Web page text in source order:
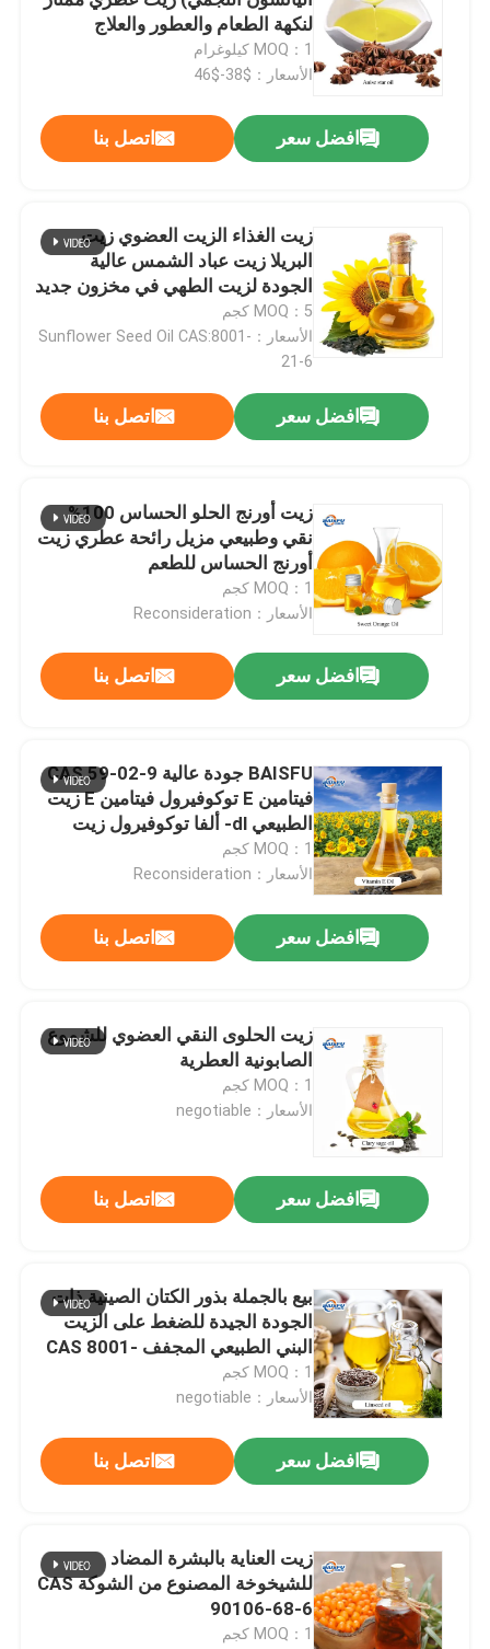
نكهة ورائحة
نكهة اصطناعية
الزيوت النباتية الطبيعية
مستخلص نباتي نقي
عامل الحلويات
مسحوق الفاكهة
مسحوق مجفف بالتجميد
الزيت العضوي
الصباغ الطبيعي
منتج الرعاية الصحية
لنكهة الطعام والعطور والعلاج
العطري
MOQ：1 كيلوغرام
الأسعار：$38-$46
افضل سعر اتصل بنا
زيت الغذاء الزيت العضوي زيت
البريلا زيت عباد الشمس عالية
الجودة لزيت الطهي في مخزون جديد
كبير
MOQ：5 كجم
الأسعار：Sunflower Seed Oil CAS:8001-
21-6
افضل سعر اتصل بنا
زيت أورنج الحلو الحساس 100%
نقي وطبيعي مزيل رائحة عطري زيت
أورنج الحساس للطعم
MOQ：1 كجم
الأسعار：Reconsideration
افضل سعر اتصل بنا
BAISFU جودة عالية CAS 59-02-9
فيتامين E توكوفيرول فيتامين E زيت
الطبيعي dl- ألفا توكوفيرول زيت
MOQ：1 كجم
الأسعار：Reconsideration
افضل سعر اتصل بنا
زيت الحلوى النقي العضوي للشموع
الصابونية العطرية
MOQ：1 كجم
الأسعار：negotiable
افضل سعر اتصل بنا
بيع بالجملة بذور الكتان الصينية ذات
الجودة الجيدة للضغط على الزيت
البني الطبيعي المجفف CAS 8001-
26-1
MOQ：1 كجم
الأسعار：negotiable
افضل سعر اتصل بنا
زيت العناية بالبشرة المضاد
للشيخوخة المصنوع من الشوكة CAS
90106-68-6
MOQ：1 كجم